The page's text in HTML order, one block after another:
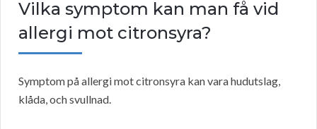
Vilka symptom kan man få vid
allergi mot citronsyra?
Symptom på allergi mot citronsyra kan vara hudutslag,
klåda, och svullnad.